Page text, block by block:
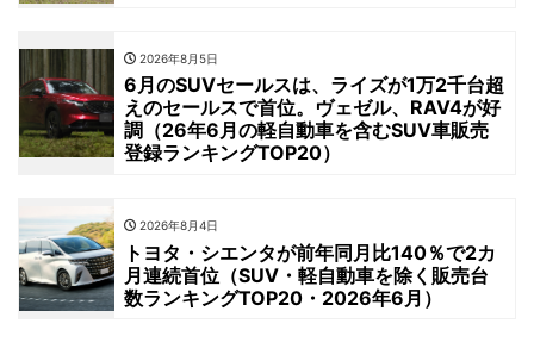
2026年8月5日
6月のSUVセールスは、ライズが1万2千台超
えのセールスで首位。ヴェゼル、RAV4が好
調（26年6月の軽自動車を含むSUV車販売
登録ランキングTOP20）
2026年8月4日
トヨタ・シエンタが前年同月比140％で2カ
月連続首位（SUV・軽自動車を除く販売台
数ランキングTOP20・2026年6月）